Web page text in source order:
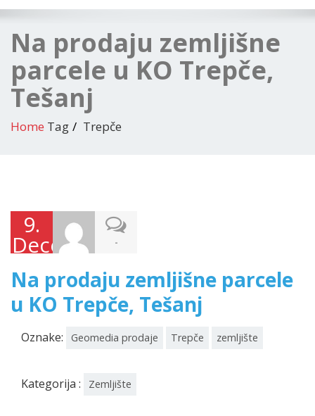
Na prodaju zemljišne
parcele u KO Trepče,
Tešanj
Home Tag Trepče
9.
Decembra
2025.
-
Na prodaju zemljišne parcele
u KO Trepče, Tešanj
Oznake: Geomedia prodaje Trepče zemljište
Kategorija : Zemljište